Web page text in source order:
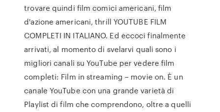
trovare quindi film comici americani, film
d'azione americani, thrill YOUTUBE FILM
COMPLETI IN ITALIANO. Ed eccoci finalmente
arrivati, al momento di svelarvi quali sono i
migliori canali su YouTube per vedere film
completi: Film in streaming – movie on. È un
canale YouTube con una grande varietà di
Playlist di film che comprendono, oltre a quelli